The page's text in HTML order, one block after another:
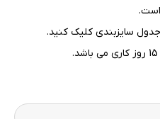
است.
سایزبندی کلیک کنید.